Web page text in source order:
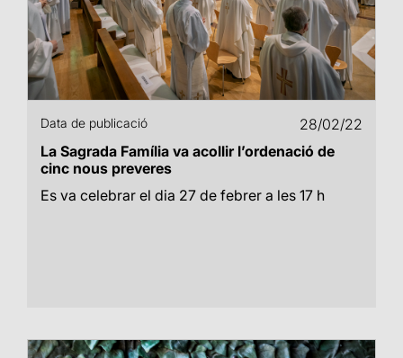
Data de publicació
28/02/22
La Sagrada Família va acollir l’ordenació de
cinc nous preveres
Es va celebrar el dia 27 de febrer a les 17 h